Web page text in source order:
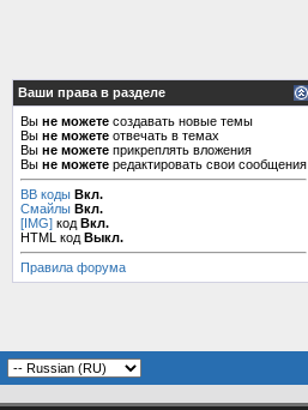
Ваши права в разделе
Вы не можете создавать новые темы
Вы не можете отвечать в темах
Вы не можете прикреплять вложения
Вы не можете редактировать свои сообщения
BB коды Вкл.
Смайлы Вкл.
[IMG] код Вкл.
HTML код Выкл.
Правила форума